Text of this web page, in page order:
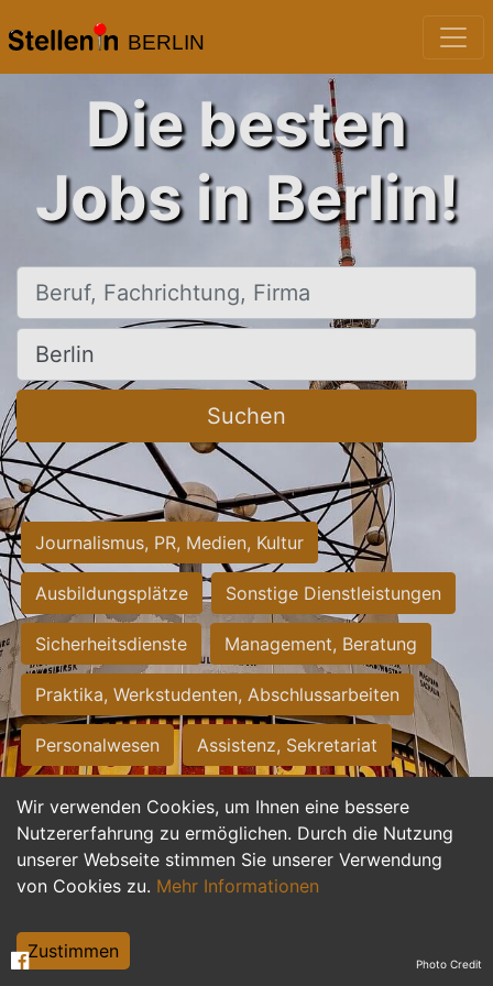
BERLIN
Wir verwenden Cookies, um Ihnen eine bessere
Nutzererfahrung zu ermöglichen. Durch die Nutzung
unserer Webseite stimmen Sie unserer Verwendung
von Cookies zu. Mehr Informationen
Zustimmen
Die besten
Jobs in Berlin!
Beruf, Fachrichtung, Firma
Ort, Stadt
Suchen
Journalismus, PR, Medien, Kultur
Ausbildungsplätze Sonstige Dienstleistungen
Sicherheitsdienste Management, Beratung
Praktika, Werkstudenten, Abschlussarbeiten
Personalwesen Assistenz, Sekretariat
Hilfskräfte, Aushilfs- und Nebenjobs
Einkauf, Logistik, Materialwirtschaft
Weiterbildung, Studium, duale Ausbildung
Tourismus
Photo Credit